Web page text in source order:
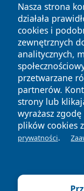
Nasza strona
działała
cookies i
zewnętrznych
analitycznych,
przetwarzane
partnerów.
strony lub
wyrażasz
plików cookies
prywatności.
Copyright © 2026
zastrzeżone.
News Autorzy